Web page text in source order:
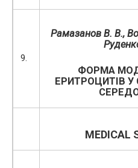
9.
Рамазанов В. В.,
ФОРМА
ЕРИТРОЦИТІВ
MEDICAL